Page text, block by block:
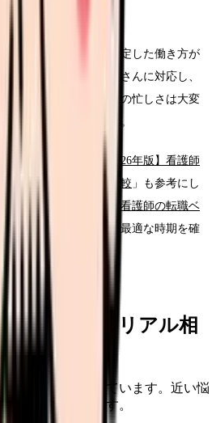
万円で日勤中心の安定した働き方が
齢者まで幅広い患者さんに対応し、
ます。花粉症シーズンの忙しさは大変
働き方とも言えます。
較したい方は「
【2026年版】看護師
・都道府県別の完全比較 」も参考にし
グに迷っている方は「 看護師の転職ベ
年版の完全ガイド
」で最適な時期を確
護師さんのリアル相
音だけを表示しています。近い悩
況を投稿できます。